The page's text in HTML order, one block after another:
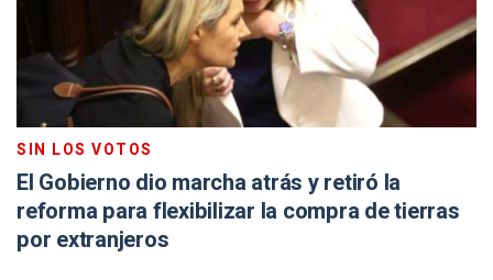
SIN LOS VOTOS
El Gobierno dio marcha atrás y retiró la
reforma para flexibilizar la compra de tierras
por extranjeros